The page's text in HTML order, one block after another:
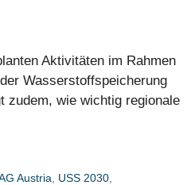
Aktivitäten im Rahmen
Wasserstoffspeicherung
zudem, wie wichtig regionale
Austria USS 2030